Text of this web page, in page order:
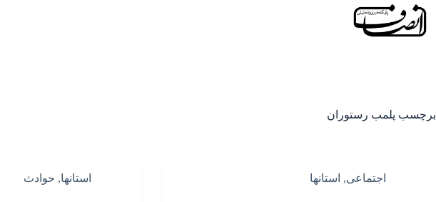
برچسب پلمب رستوران
اجتماعی, استانها استانها, حوادث